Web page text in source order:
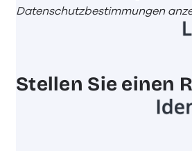
Stellen Sie einen